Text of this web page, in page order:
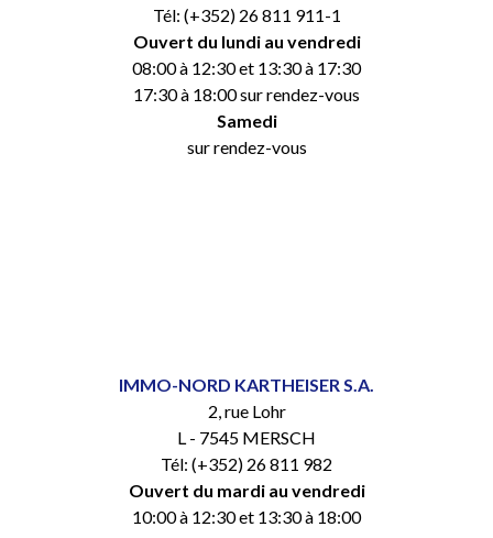
Tél: (+352) 26 811 911-1
Ouvert du lundi au vendredi
08:00 à 12:30 et 13:30 à 17:30
17:30 à 18:00 sur rendez-vous
Samedi
sur rendez-vous
IMMO-NORD KARTHEISER S.A.
2, rue Lohr
L - 7545 MERSCH
Tél: (+352) 26 811 982
Ouvert du mardi au vendredi
10:00 à 12:30 et 13:30 à 18:00